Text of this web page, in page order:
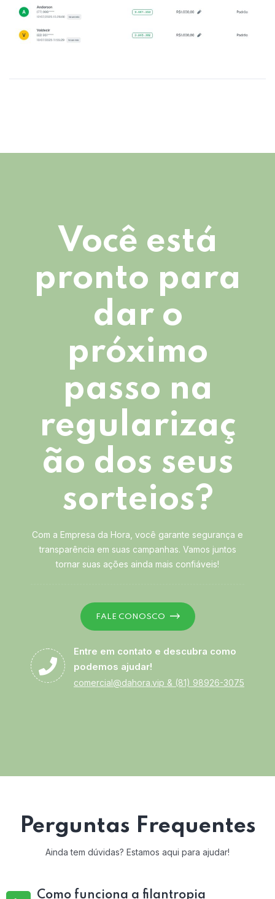
Você está
pronto para
dar o
próximo
passo na
regularizaç
ão dos seus
sorteios?
Com a Empresa da Hora, você garante segurança e
transparência em suas campanhas. Vamos juntos
tornar suas ações ainda mais confiáveis!
FALE CONOSCO
Entre em contato e descubra como
podemos ajudar!
comercial@dahora.vip & (81) 98926-3075
Perguntas Frequentes
Ainda tem dúvidas? Estamos aqui para ajudar!
Como funciona a filantropia